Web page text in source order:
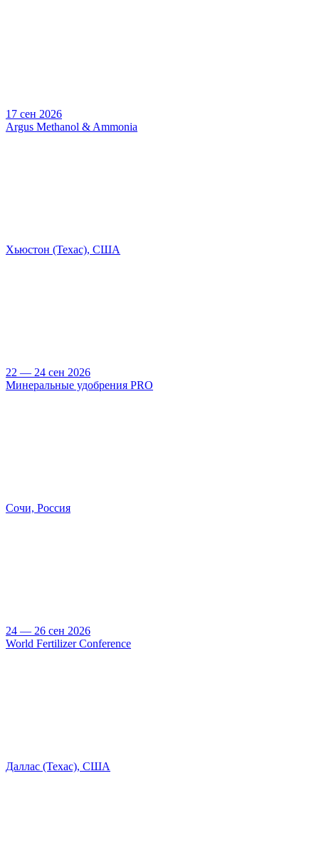
17 сен 2026
Argus Methanol & Ammonia
Хьюстон (Техас), США
22 — 24 сен 2026
Минеральные удобрения PRO
Сочи, Россия
24 — 26 сен 2026
World Fertilizer Conference
Даллас (Техас), США